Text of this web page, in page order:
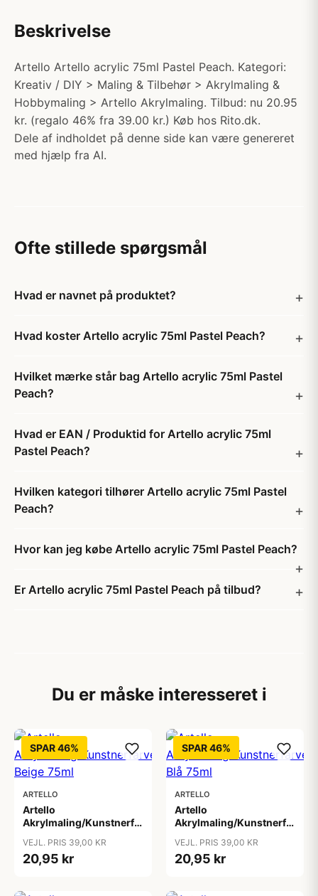
Beskrivelse
Artello Artello acrylic 75ml Pastel Peach. Kategori:
Kreativ / DIY > Maling & Tilbehør > Akrylmaling &
Hobbymaling > Artello Akrylmaling. Tilbud: nu 20.95
kr. (regalo 46% fra 39.00 kr.) Køb hos Rito.dk.
Dele af indholdet på denne side kan være genereret
med hjælp fra AI.
Ofte stillede spørgsmål
Hvad er navnet på produktet?
Hvad koster Artello acrylic 75ml Pastel Peach?
Hvilket mærke står bag Artello acrylic 75ml Pastel
Peach?
Hvad er EAN / Produktid for Artello acrylic 75ml
Pastel Peach?
Hvilken kategori tilhører Artello acrylic 75ml Pastel
Peach?
Hvor kan jeg købe Artello acrylic 75ml Pastel Peach?
Er Artello acrylic 75ml Pastel Peach på tilbud?
Du er måske interesseret i
SPAR 46%
ARTELLO
Artello
Akrylmaling/Kunstnerfarve
VEJL. PRIS 39,00 KR
20,95 kr
SPAR 46%
ARTELLO
Artello
Akrylmaling/Kunstnerfarve
VEJL. PRIS 39,00 KR
20,95 kr